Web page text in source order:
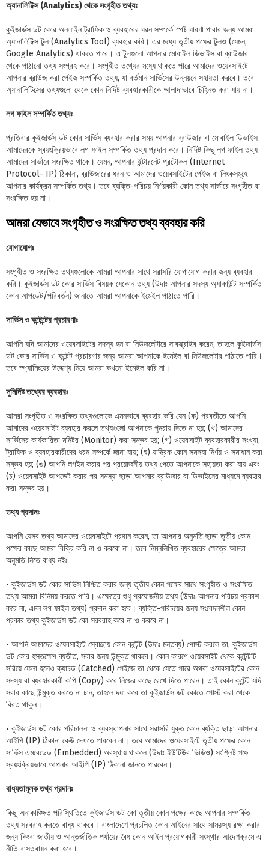
অ্যানালিটিক্স (Analytics) থেকে সংগৃহীত তথ্যঃ
কুইজার্ডস ডট কোর অনলাইন ট্রাফিক ও ব্যবহারের ধরন সম্পর্কে স্পষ্ট ধারণা পাবার জন্য আমরা
অ্যানালিটিক্স টুল (Analytics Tool) ব্যবহার করি। এর মধ্যে তৃতীয় পক্ষের টুলও (যেমন,
Google Analytics) থাকতে পারে। এ টুলগুলো আপনার মোবাইল ডিভাইস বা ব্রাউজার
থেকে পাঠানো তথ্য সংগ্রহ করে। সংগৃহীত তথ্যের মধ্যে থাকতে পারে আমাদের ওয়েবসাইটে
আপনার ব্রাউজ করা পেইজ সম্পর্কিত তথ্য, যা বর্তমান সার্ভিসের উন্নয়নে সহায়তা করবে। তবে
অ্যানালিটিক্সের তথ্যগুলো থেকে কোন নির্দিষ্ট ব্যবহারকারীকে আলাদাভাবে চিহ্নিত করা যায় না।
লগ ফাইল সম্পর্কিত তথ্যঃ
প্রতিবার কুইজার্ডস ডট কোর সার্ভিস ব্যবহার করার সময় আপনার ব্রাউজার বা মোবাইল ডিভাইস
আমাদেরকে স্বয়ংক্রিয়ভাবে লগ ফাইল সম্পর্কিত তথ্য প্রদান করে। নির্দিষ্ট কিছু লগ ফাইল তথ্য
আমাদের সার্ভারে সংরক্ষিত থাকে। যেমন, আপনার ইন্টারনেট প্রটোকল (Internet
Protocol- IP) ঠিকানা, ব্রাউজারের ধরন ও আমাদের ওয়েবসাইটের পেইজ বা লিংকসমূহে
আপনার কার্যক্রম সম্পর্কিত তথ্য। তবে ব্যক্তি-পরিচয় নির্ণয়কারী কোন তথ্য সার্ভারে সংগৃহীত বা
সংরক্ষিত হয় না।
আমরা যেভাবে সংগৃহীত ও সংরক্ষিত তথ্য ব্যবহার করি
যোগাযোগঃ
সংগৃহীত ও সংরক্ষিত তথ্যগুলোকে আমরা আপনার সাথে সরাসরি যোগাযোগ করার জন্য ব্যবহার
করি। কুইজার্ডস ডট কোর সার্ভিস বিষয়ক যেকোন তথ্য (উদাঃ আপনার সদস্য অ্যাকাউন্ট সম্পর্কিত
কোন আপডেট/পরিবর্তন) জানাতে আমরা আপনাকে ইমেইল পাঠাতে পারি।
সার্ভিস ও কন্টেন্টের প্রচারণাঃ
আপনি যদি আমাদের ওয়েবসাইটের সদস্য হন বা নিউজলেটারে সাবস্ক্রাইব করেন, তাহলে কুইজার্ডস
ডট কোর সার্ভিস ও কন্টেন্ট প্রচারণার জন্য আমরা আপনাকে ইমেইল বা নিউজলেটার পাঠাতে পারি।
তবে স্প্যামিংয়ের উদ্দেশ্য নিয়ে আমরা কখনো ইমেইল করি না।
সুনির্দিষ্ট তথ্যের ব্যবহারঃ
আমরা সংগৃহীত ও সংরক্ষিত তথ্যগুলোকে এমনভাবে ব্যবহার করি যেন (ক) পরবর্তীতে আপনি
আমাদের ওয়েবসাইট ব্যবহার করলে তথ্যগুলো আপনাকে পুনরায় দিতে না হয়; (খ) আমাদের
সার্ভিসের কার্যকারিতা মনিটর (Monitor) করা সম্ভব হয়; (গ) ওয়েবসাইট ব্যবহারকারীর সংখ্যা,
ট্রাফিক ও ব্যবহারকারীদের ধরন সম্পর্কে জানা যায়; (ঘ) যান্ত্রিক কোন সমস্যা নির্ণয় ও সমাধান করা
সম্ভব হয়; (ঙ) আপনি লগইন করার পর প্রয়োজনীয় তথ্য পেতে আপনাকে সহায়তা করা যায় এবং
(চ) ওয়েবসাইট আপডেট করার পর সমস্যা ছাড়া আপনার ব্রাউজার বা ডিভাইসের মাধ্যমে ব্যবহার
করা সম্ভব হয়।
তথ্য প্রদানঃ
আপনি যেসব তথ্য আমাদের ওয়েবসাইটে প্রদান করেন, তা আপনার অনুমতি ছাড়া তৃতীয় কোন
পক্ষের কাছে আমরা বিক্রি করি না ও করবো না। তবে নিম্নলিখিত ব্যবহারের ক্ষেত্রে আমরা
অনুমতি নিতে বাধ্য নইঃ
• কুইজার্ডস ডট কোর সার্ভিস নিশ্চিত করার জন্য তৃতীয় কোন পক্ষের সাথে সংগৃহীত ও সংরক্ষিত
তথ্য আমরা বিনিময় করতে পারি। এক্ষেত্রে শুধু প্রয়োজনীয় তথ্য (উদাঃ আপনার পরিচয় প্রকাশ
করে না, এমন লগ ফাইল তথ্য) প্রদান করা হবে। ব্যক্তি-পরিচয়ের জন্য সংবেদনশীল কোন
প্রকার তথ্য কুইজার্ডস ডট কো সরবরাহ করে না ও করবে না।
• আপনি আমাদের ওয়েবসাইটে স্বেচ্ছায় কোন কন্টেন্ট (উদাঃ মন্তব্য) পোস্ট করলে তা, কুইজার্ডস
ডট কোর হস্তক্ষেপ ব্যতীত, সবার জন্য উন্মুক্ত থাকবে। কোন কারণে ওয়েবসাইট থেকে কন্টেন্টটি
সরিয়ে ফেলা হলেও ক্যাচড (Catched) পেইজে তা থেকে যেতে পারে অথবা ওয়েবসাইটের কোন
সদস্য বা ব্যবহারকারী কপি (Copy) করে নিজের কাছে রেখে দিতে পারেন। তাই কোন কন্টেন্ট যদি
সবার কাছে উন্মুক্ত করতে না চান, তাহলে দয়া করে তা কুইজার্ডস ডট কোতে পোস্ট করা থেকে
বিরত থাকুন।
• কুইজার্ডস ডট কোর পরিচালনা ও ব্যবস্থাপনার সাথে সরাসরি যুক্ত কোন ব্যক্তি ছাড়া আপনার
আইপি (IP) ঠিকানা কেউ দেখতে পারবেন না। তবে আমাদের ওয়েবসাইটে তৃতীয় পক্ষের কোন
সার্ভিস এমবেডেড (Embedded) অবস্থায় থাকলে (উদাঃ ইউটিউব ভিডিও) সংশ্লিষ্ট পক্ষ
স্বয়ংক্রিয়ভাবে আপনার আইপি (IP) ঠিকানা জানতে পারবেন।
বাধ্যতামূলক তথ্য প্রদানঃ
কিছু অনাকাঙ্ক্ষিত পরিস্থিতিতে কুইজার্ডস ডট কো তৃতীয় কোন পক্ষের কাছে আপনার সম্পর্কিত
তথ্য সরবরাহ করতে বাধ্য থাকবে। বাংলাদেশে প্রচলিত কোন আইনের সাথে সামঞ্জস্য রক্ষা করার
জন্য কিংবা জাতীয় ও আন্তর্জাতিক পর্যায়ের বৈধ কোন আইন প্রয়োগকারী সংস্থার আদেশক্রমে এ
নীতি বাস্তবায়ন করা হবে।